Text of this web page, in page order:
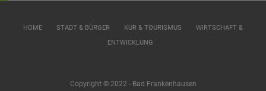
HOME STADT & BÜRGER KUR & TOURISMUS
WIRTSCHAFT &
ENTWICKLUNG
Copyright © 2022 - Bad Frankenhausen